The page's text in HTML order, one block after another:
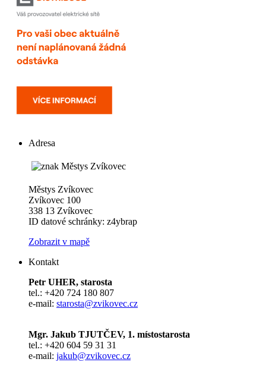
Adresa
Městys Zvíkovec
Zvíkovec 100
338 13 Zvíkovec
ID datové schránky: z4ybrap
Zobrazit v mapě
Kontakt
Petr UHER, starosta
tel.: +420 724 180 807
e-mail: starosta@zvikovec.cz
Mgr. Jakub TJUTČEV, 1. místostarosta
tel.: +420 604 59 31 31
e-mail: jakub@zvikovec.cz